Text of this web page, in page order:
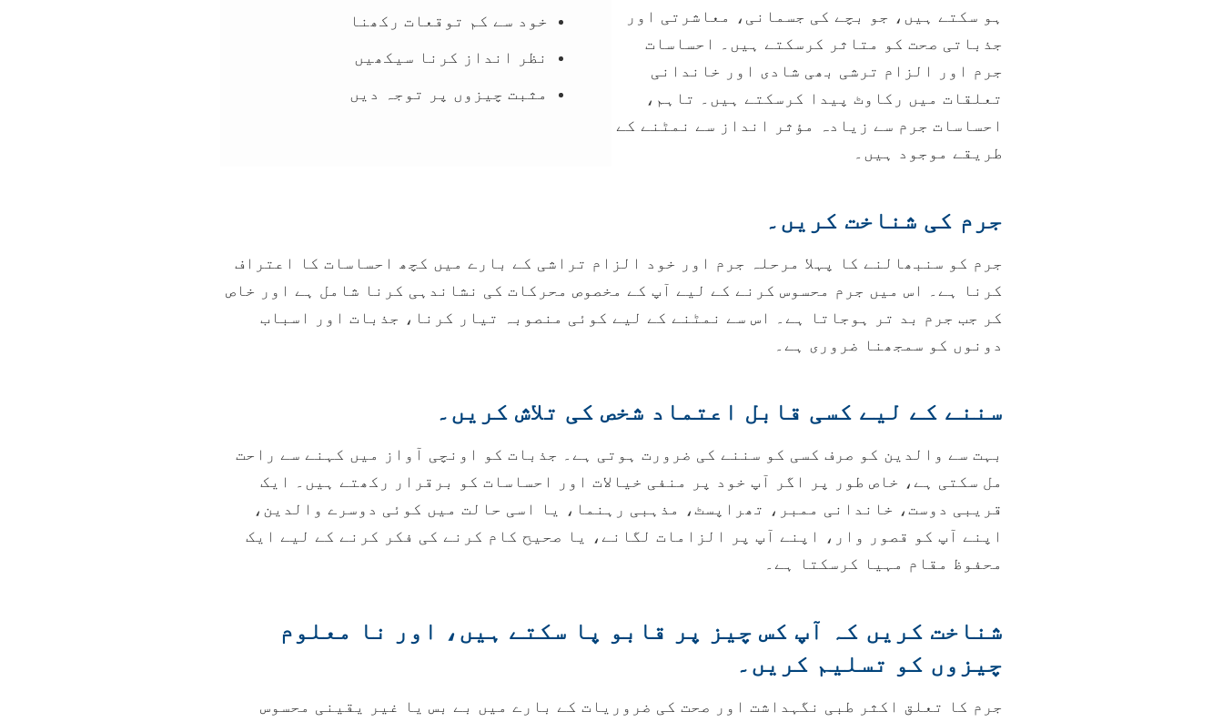
ہو سکتے ہیں، جو بچے کی جسمانی، معاشرتی اور
جذباتی صحت کو متاثر کرسکتے ہیں۔ احساسات
جرم اور الزام ترشی بھی شادی اور خاندانی
تعلقات میں رکاوٹ پیدا کرسکتے ہیں۔ تاہم،
احساسات جرم سے زیادہ مؤثر انداز سے نمٹنے کے
طریقے موجود ہیں۔
خود سے کم توقعات رکھنا
نظر انداز کرنا سیکھیں
مثبت چیزوں پر توجہ دیں
جرم کی شناخت کریں۔
جرم کو سنبھالنے کا پہلا مرحلہ جرم اور خود الزام تراشی کے بارے میں کچھ احساسات کا اعتراف
کرنا ہے۔ اس میں جرم محسوس کرنے کے لیے آپ کے مخصوص محرکات کی نشاندہی کرنا شامل ہے اور خاص
کر جب جرم بد تر ہوجاتا ہے۔ اس سے نمٹنے کے لیے کوئی منصوبہ تیار کرنا، جذبات اور اسباب
دونوں کو سمجھنا ضروری ہے۔
سننے کے لیے کسی قابل اعتماد شخص کی تلاش کریں۔
بہت سے والدین کو صرف کسی کو سننے کی ضرورت ہوتی ہے۔ جذبات کو اونچی آواز میں کہنے سے راحت
مل سکتی ہے، خاص طور پر اگر آپ خود پر منفی خیالات اور احساسات کو برقرار رکھتے ہیں۔ ایک
قریبی دوست، خاندانی ممبر، تھراپسٹ، مذہبی رہنما، یا اسی حالت میں کوئی دوسرے والدین، ​​
اپنے آپ کو قصور وار، اپنے آپ پر الزامات لگانے، یا صحیح کام کرنے کی فکر کرنے کے لیے ایک
محفوظ مقام مہیا کرسکتا ہے۔
شناخت کریں کہ آپ کس چیز پر قابو پا سکتے ہیں، اور نا معلوم
چیزوں کو تسلیم کریں۔
جرم کا تعلق اکثر طبی نگہداشت اور صحت کی ضروریات کے بارے میں بے بس یا غیر یقینی محسوس